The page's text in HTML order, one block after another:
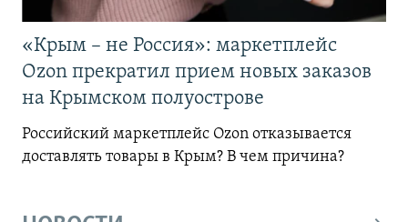
«Крым – не Россия»: маркетплейс
Ozon прекратил прием новых заказов
на Крымском полуострове
Российский маркетплейс Ozon отказывается
доставлять товары в Крым? В чем причина?